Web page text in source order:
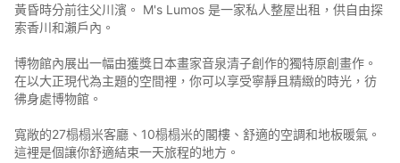
黃昏時分前往父川濱。 M's Lumos 是一家私人整屋出租，供自由探
索香川和瀨戶內。
博物館內展出一幅由獲獎日本畫家音泉清子創作的獨特原創畫作。
在以大正現代為主題的空間裡，你可以享受寧靜且精緻的時光，彷
彿身處博物館。
寬敞的27榻榻米客廳、10榻榻米的閣樓、舒適的空調和地板暖氣。
這裡是個讓你舒適結束一天旅程的地方。